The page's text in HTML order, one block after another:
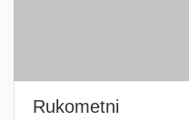
Rukometni